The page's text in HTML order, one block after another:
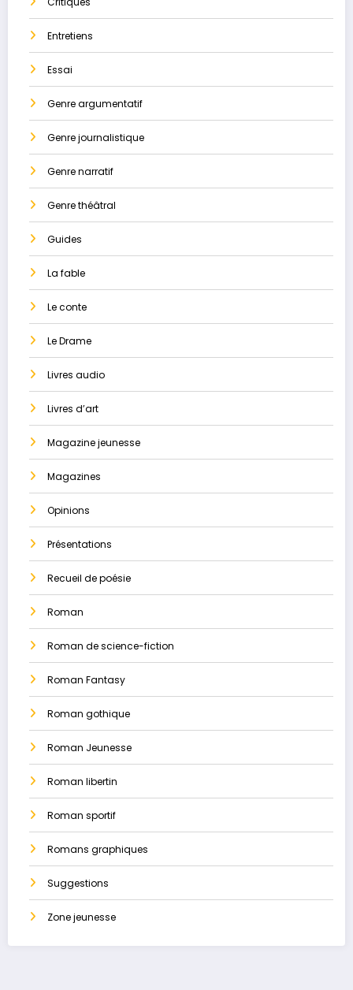
Entretiens
Essai
Genre argumentatif
Genre journalistique
Genre narratif
Genre théâtral
Guides
La ​fable
Le conte
Le Drame
Livres audio
Livres d’art
Magazine jeunesse
Magazines
Opinions
Présentations
Recueil de poésie
Roman
Roman de science-fiction
Roman Fantasy
Roman gothique
Roman Jeunesse
Roman libertin
Roman sportif
Romans graphiques
Suggestions
Zone jeunesse